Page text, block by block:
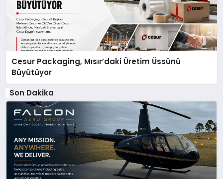
Cesur Packaging, Mısır’daki Üretim Üssünü
Büyütüyor
Son Dakika